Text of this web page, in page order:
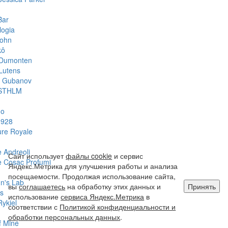
Royale
Andreoli
Cosac Profumi
Lab
Mine
Сайт используетфайлы cookie и сервис
Яндекс.Метрика для улучшения работы и анализа
посещаемости. Продолжая использование сайта,
высоглашаетесь на обработку этих данных и
использованиесервиса Яндекс.Метрика в
соответствии с Политикой конфиденциальности и
обработки персональных данных.
Принять